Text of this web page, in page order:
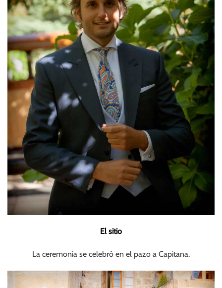
El sitio
La ceremonia se celebró en el pazo a Capitana.